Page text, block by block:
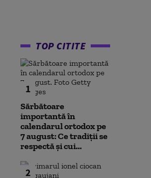
TOP CITITE
1
Sărbătoare
importantă în
calendarul ortodox pe
7 august: Ce tradiții se
respectă și cui...
2